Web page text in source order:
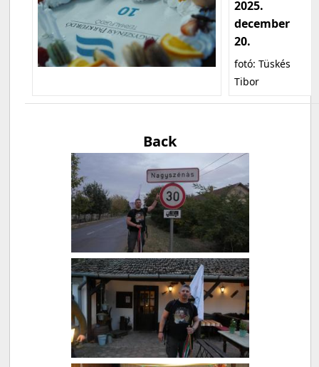
2025.
december
20.
fotó: Tüskés
Tibor
Back